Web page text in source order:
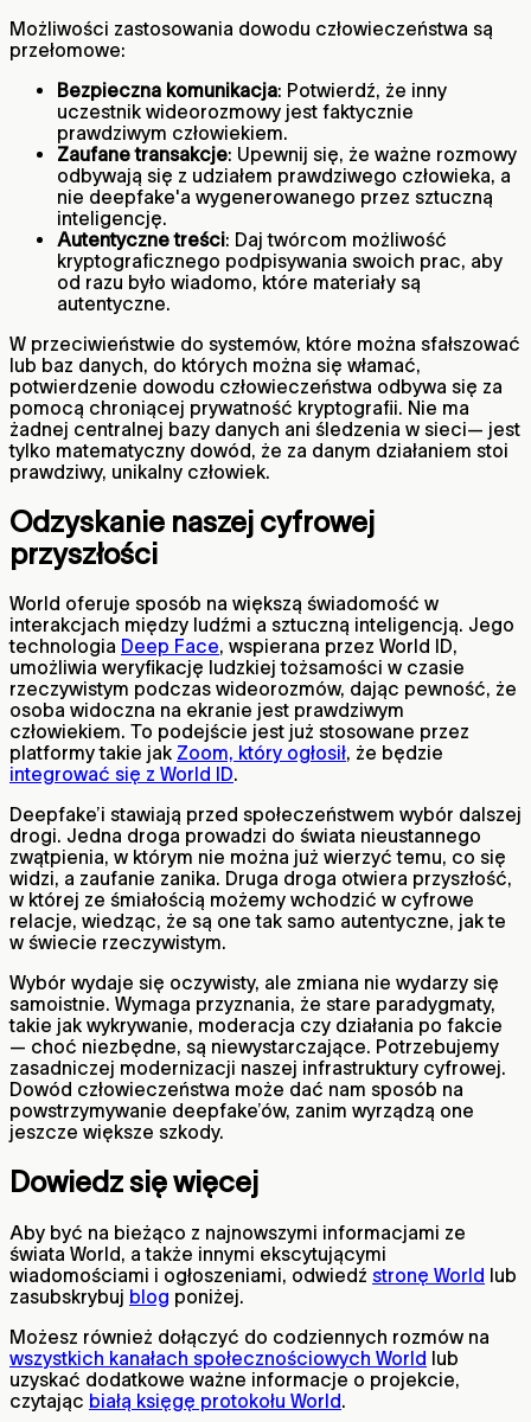
Możliwości zastosowania dowodu człowieczeństwa są
przełomowe:
Bezpieczna komunikacja: Potwierdź, że inny
uczestnik wideorozmowy jest faktycznie
prawdziwym człowiekiem.
Zaufane transakcje: Upewnij się, że ważne rozmowy
odbywają się z udziałem prawdziwego człowieka, a
nie deepfake'a wygenerowanego przez sztuczną
inteligencję.
Autentyczne treści: Daj twórcom możliwość
kryptograficznego podpisywania swoich prac, aby
od razu było wiadomo, które materiały są
autentyczne.
W przeciwieństwie do systemów, które można sfałszować
lub baz danych, do których można się włamać,
potwierdzenie dowodu człowieczeństwa odbywa się za
pomocą chroniącej prywatność kryptografii. Nie ma
żadnej centralnej bazy danych ani śledzenia w sieci— jest
tylko matematyczny dowód, że za danym działaniem stoi
prawdziwy, unikalny człowiek.
Odzyskanie naszej cyfrowej
przyszłości
World oferuje sposób na większą świadomość w
interakcjach między ludźmi a sztuczną inteligencją. Jego
technologia Deep Face, wspierana przez World ID,
umożliwia weryfikację ludzkiej tożsamości w czasie
rzeczywistym podczas wideorozmów, dając pewność, że
osoba widoczna na ekranie jest prawdziwym
człowiekiem. To podejście jest już stosowane przez
platformy takie jak Zoom, który ogłosił, że będzie
integrować się z World ID.
Deepfake’i stawiają przed społeczeństwem wybór dalszej
drogi. Jedna droga prowadzi do świata nieustannego
zwątpienia, w którym nie można już wierzyć temu, co się
widzi, a zaufanie zanika. Druga droga otwiera przyszłość,
w której ze śmiałością możemy wchodzić w cyfrowe
relacje, wiedząc, że są one tak samo autentyczne, jak te
w świecie rzeczywistym.
Wybór wydaje się oczywisty, ale zmiana nie wydarzy się
samoistnie. Wymaga przyznania, że stare paradygmaty,
takie jak wykrywanie, moderacja czy działania po fakcie
— choć niezbędne, są niewystarczające. Potrzebujemy
zasadniczej modernizacji naszej infrastruktury cyfrowej.
Dowód człowieczeństwa może dać nam sposób na
powstrzymywanie deepfake’ów, zanim wyrządzą one
jeszcze większe szkody.
Dowiedz się więcej
Aby być na bieżąco z najnowszymi informacjami ze
świata World, a także innymi ekscytującymi
wiadomościami i ogłoszeniami, odwiedź stronę World lub
zasubskrybuj blog poniżej.
Możesz również dołączyć do codziennych rozmów na
wszystkich kanałach społecznościowych World lub
uzyskać dodatkowe ważne informacje o projekcie,
czytając białą księgę protokołu World.